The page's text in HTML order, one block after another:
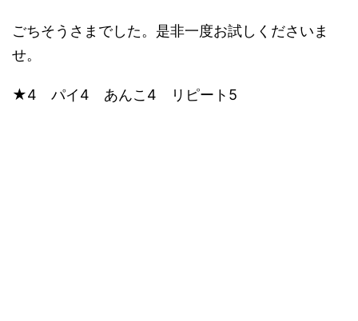
ごちそうさまでした。是非一度お試しくださいま
せ。
★4 パイ4 あんこ4 リピート5